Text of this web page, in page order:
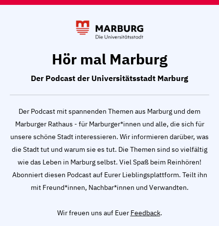
Hör mal Marburg
Der Podcast der Universitätsstadt Marburg
Der Podcast mit spannenden Themen aus Marburg und dem
Marburger Rathaus - für Marburger*innen und alle, die sich für
unsere schöne Stadt interessieren. Wir informieren darüber, was
die Stadt tut und warum sie es tut. Die Themen sind so vielfältig
wie das Leben in Marburg selbst. Viel Spaß beim Reinhören!
Abonniert diesen Podcast auf Eurer Lieblingsplattform. Teilt ihn
mit Freund*innen, Nachbar*innen und Verwandten.
Wir freuen uns auf Euer Feedback.